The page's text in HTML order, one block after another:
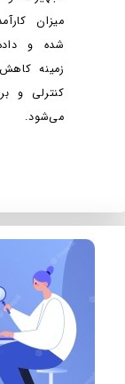
میزان
شده و
زمینه
کنترلی و
می‌شود.